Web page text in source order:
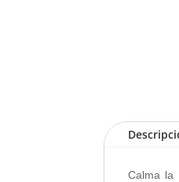
Calma la